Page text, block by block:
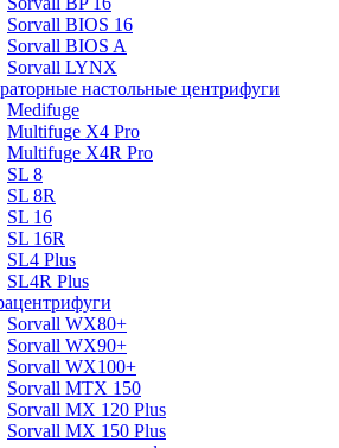
Sorvall BIOS 16
Sorvall BIOS A
Sorvall LYNX
настольные центрифуги
Medifuge
Multifuge X4 Pro
Multifuge X4R Pro
SL 8
SL 8R
SL 16
SL 16R
SL4 Plus
SL4R Plus
Sorvall WX80+
Sorvall WX90+
Sorvall WX100+
Sorvall МТХ 150
Sorvall МХ 120 Plus
Sorvall МХ 150 Plus